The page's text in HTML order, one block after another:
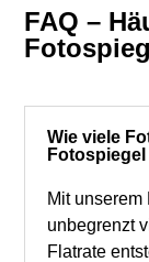
FAQ –
Wie viele
Mit
unbegrenzt
Flatrate